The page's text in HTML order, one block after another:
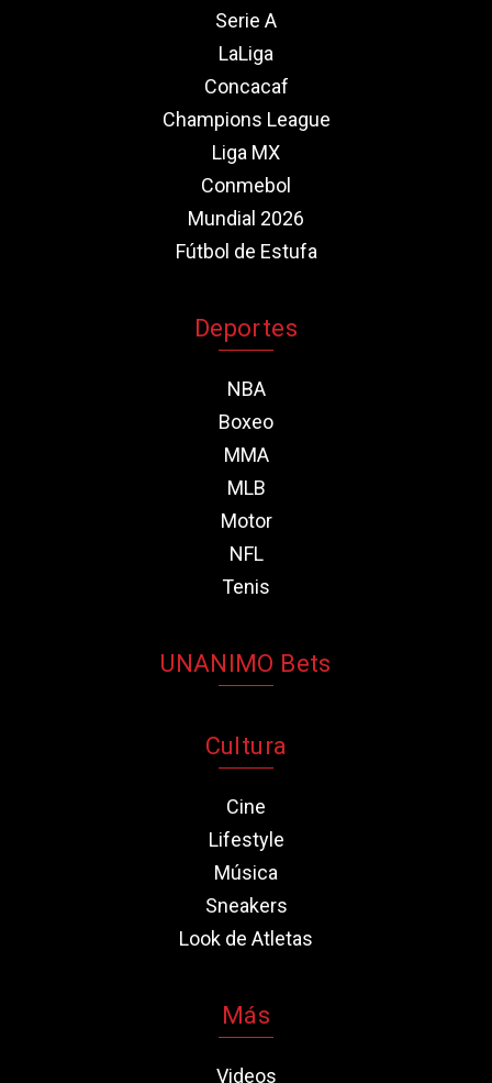
Serie A
LaLiga
Concacaf
Champions League
Liga MX
Conmebol
Mundial 2026
Fútbol de Estufa
Deportes
NBA
Boxeo
MMA
MLB
Motor
NFL
Tenis
UNANIMO Bets
Cultura
Cine
Lifestyle
Música
Sneakers
Look de Atletas
Más
Videos